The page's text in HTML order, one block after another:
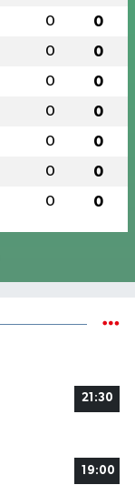
0 0
0 0
0 0
0 0
0 0
0 0
0 0
21:30
19:00